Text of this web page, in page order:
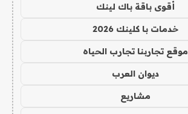
أقوى باقة باك لينك
خدمات با كلينك 2026
موقع تجاربنا تجارب الحياه
ديوان العرب
مشاريع